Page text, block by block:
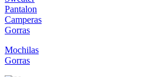
Pantalon
Camperas
Gorras
Mochilas
Gorras